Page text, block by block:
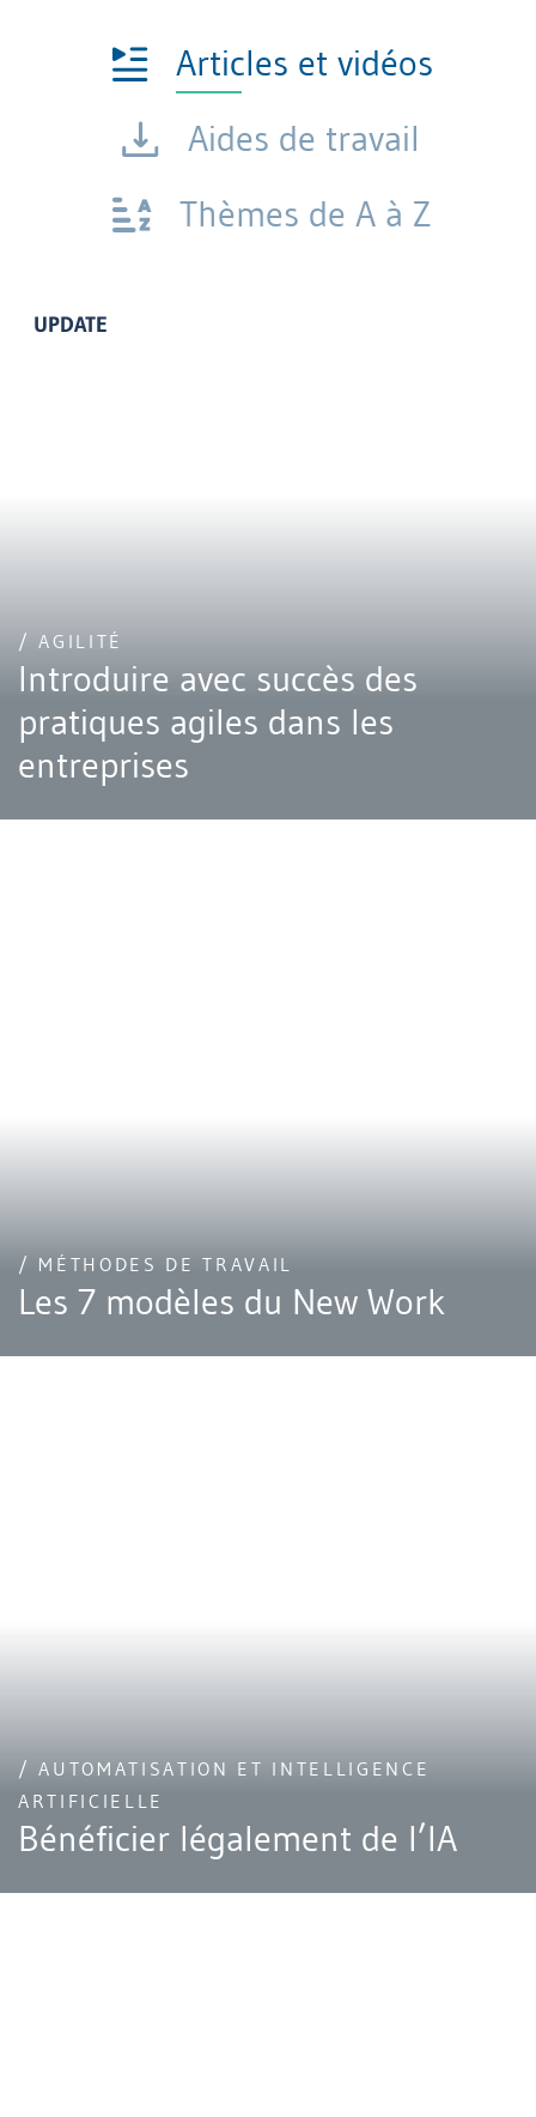
Articles et vidéos
Aides de travail
Thèmes de A à Z
UPDATE
/ AGILITÉ
Introduire avec succès des
pratiques agiles dans les
entreprises
/ MÉTHODES DE TRAVAIL
Les 7 modèles du New Work
/ AUTOMATISATION ET INTELLIGENCE
ARTIFICIELLE
Bénéficier légalement de l’IA